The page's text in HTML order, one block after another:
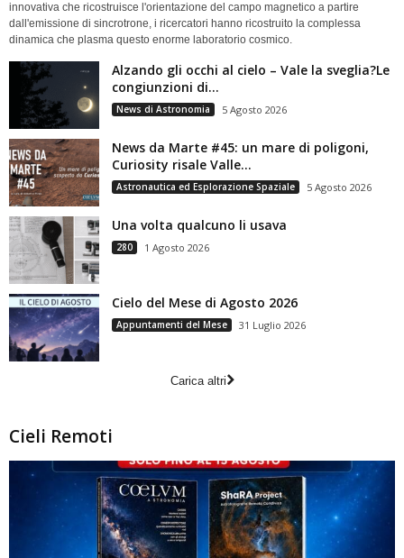
innovativa che ricostruisce l'orientazione del campo magnetico a partire
dall'emissione di sincrotrone, i ricercatori hanno ricostruito la complessa
dinamica che plasma questo enorme laboratorio cosmico.
Alzando gli occhi al cielo – Vale la sveglia?Le
congiunzioni di...
News di Astronomia 5 Agosto 2026
News da Marte #45: un mare di poligoni,
Curiosity risale Valle...
Astronautica ed Esplorazione Spaziale 5 Agosto 2026
Una volta qualcuno li usava
280 1 Agosto 2026
Cielo del Mese di Agosto 2026
Appuntamenti del Mese 31 Luglio 2026
Carica altri
Cieli Remoti